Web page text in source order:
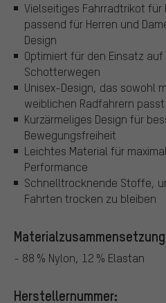
Vielseitiges Fahrradtrikot
passend für Herren und
Design
Optimiert für den Einsatz
Schotterwegen
Unisex-Design, das sowohl
weiblichen Radfahrern passt
Kurzärmeliges Design für
Bewegungsfreiheit
Leichtes Material für
Performance
Schnelltrocknende Stoffe,
Fahrten trocken zu bleiben
- 88 % Nylon, 12 % Elastan
Herstellernummer: